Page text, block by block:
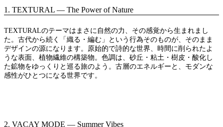
1. TEXTURAL — The Power of Nature
TEXTURALのテーマはまさに自然の力、その感覚から生まれまし
た。古代から続く「織る・編む」という行為そのものが、そのまま
デザインの源になります。原始的で詩的な世界、時間に削られたよ
うな表面、植物繊維の構築物。色調は、砂丘・粘土・樹皮・酸化し
た鉱物をゆっくりと巡る旅のよう。古層のエネルギーと、モダンな
感性がひとつになる世界です。
2. VACAY MODE — Summer Vibes